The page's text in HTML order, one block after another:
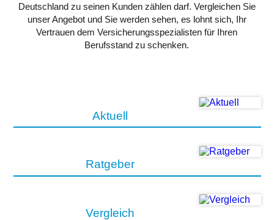
Deutschland zu seinen Kunden zählen darf. Vergleichen Sie
unser Angebot und Sie werden sehen, es lohnt sich, Ihr
Vertrauen dem Versicherungsspezialisten für Ihren
Berufsstand zu schenken.
Aktuell
Ratgeber
Vergleich